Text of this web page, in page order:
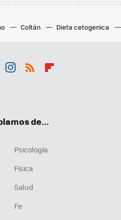
Coltán Dieta cetogenica
de...
Psicología
Física
Salud
Fe